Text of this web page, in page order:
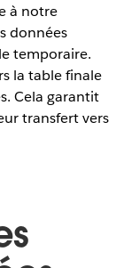
à notre
données
temporaire.
la table finale
Cela garantit
transfert vers